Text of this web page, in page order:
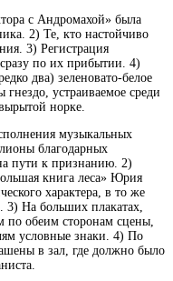
с Андромахой» была
2) Те, кто настойчиво
3) Регистрация
по их прибытии. 4)
два) зеленовато-белое
устраиваемое среди
норке.
музыкальных
благодарных
пути к признанию. 2)
книга леса» Юрия
характера, в то же
3) На больших плакатах,
по обеим сторонам сцены,
условные знаки. 4) По
в зал, где должно было